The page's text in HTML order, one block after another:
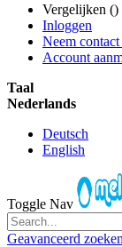
Vergelijken ()
Inloggen
Neem
Account
Taal
Nederlands
Deutsch
English
Toggle Nav
Geavanceerd zoeken